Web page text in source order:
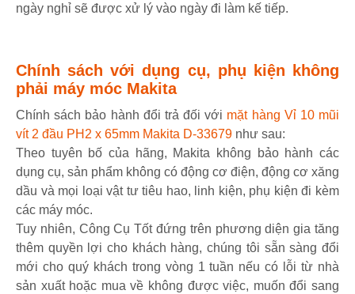
ngày nghỉ sẽ được xử lý vào ngày đi làm kế tiếp.
Chính sách với dụng cụ, phụ kiện không
phải máy móc Makita
Chính sách bảo hành đổi trả đối với mặt hàng Vỉ 10 mũi
vít 2 đầu PH2 x 65mm Makita D-33679 như sau:
Theo tuyên bố của hãng, Makita không bảo hành các
dụng cụ, sản phẩm không có động cơ điện, động cơ xăng
dầu và mọi loại vật tư tiêu hao, linh kiện, phụ kiện đi kèm
các máy móc.
Tuy nhiên, Công Cụ Tốt đứng trên phương diện gia tăng
thêm quyền lợi cho khách hàng, chúng tôi sẵn sàng đổi
mới cho quý khách trong vòng 1 tuần nếu có lỗi từ nhà
sản xuất hoặc mua về không được việc, muốn đổi sang